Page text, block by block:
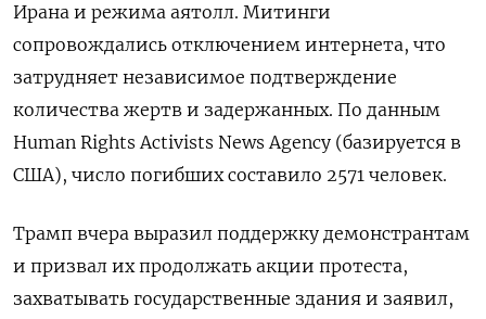
Ирана и режима аятолл. Митинги
сопровождались отключением интернета, что
затрудняет независимое подтверждение
количества жертв и задержанных. По данным
Human Rights Activists News Agency (базируется в
США), число погибших составило 2571 человек.
Трамп вчера выразил поддержку демонстрантам
и призвал их продолжать акции протеста,
захватывать государственные здания и заявил,